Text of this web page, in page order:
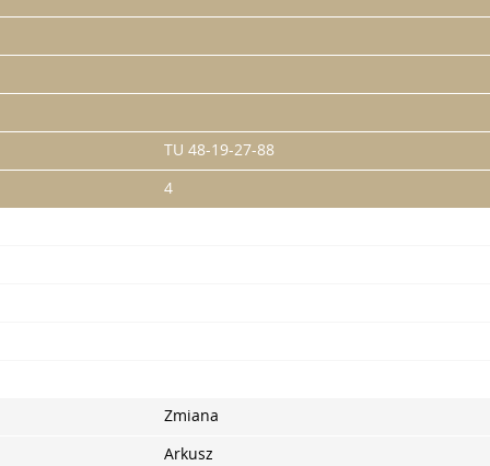
TU 48-19-27-88
4
Zmiana
Arkusz